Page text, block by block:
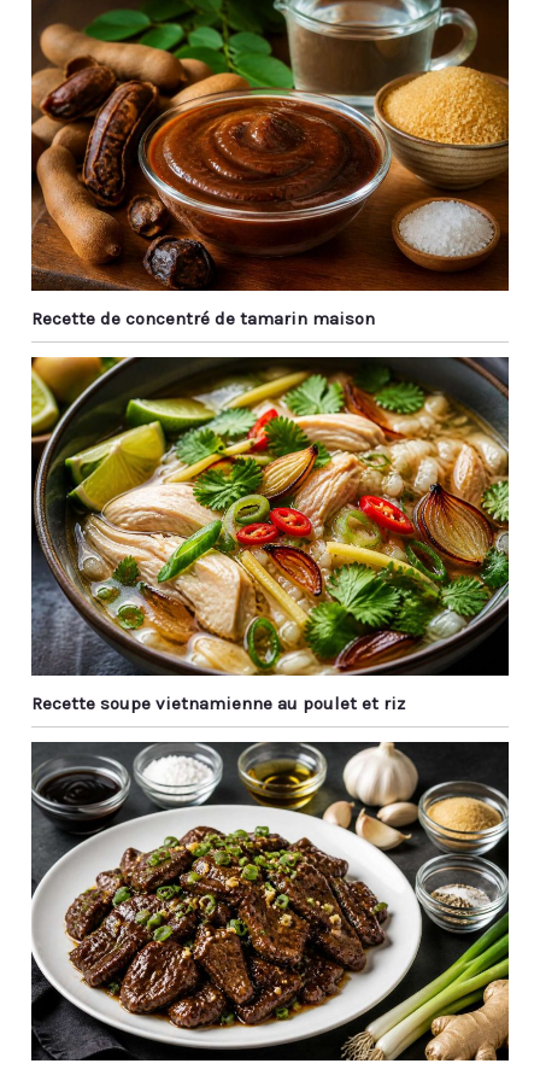
comme pièce maîtresse
au milieu de la table
Recette de concentré de tamarin maison
Recette soupe vietnamienne au poulet et riz